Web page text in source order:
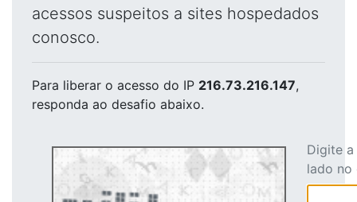
acessos suspeitos a sites hospedados
conosco.
Para liberar o acesso do IP 216.73.216.147,
responda ao desafio abaixo.
Digite
lado no